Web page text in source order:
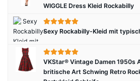
WIGGLE Dress Kleid Rockabilly
Sexy Rockabilly-Kleid mit
VKStar® Vintage Damen 1950s
britische Art Schwing Retro